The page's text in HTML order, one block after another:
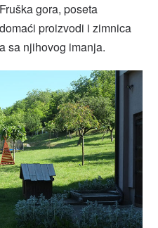
gora, poseta
proizvodi i zimnica
sa njihovog imanja.